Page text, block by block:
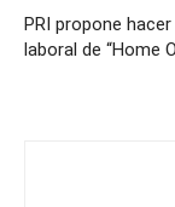
PRI propone
laboral de “Home